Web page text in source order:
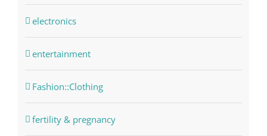
electronics
entertainment
Fashion::Clothing
fertility & pregnancy